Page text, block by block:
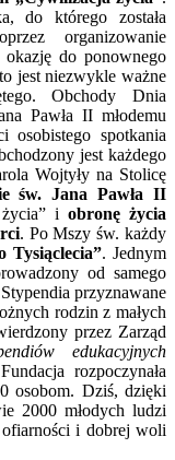
do którego została
organizowanie
do ponownego
jest niezwykle ważne
Obchody Dnia
Pawła II młodemu
osobistego spotkania
jest każdego
Wojtyły na Stolicę
św. Jana Pawła II
i obronę życia
. Po Mszy św. każdy
Tysiąclecia”. Jednym
od samego
przyznawane
rodzin z małych
przez Zarząd
edukacyjnych
Fundacja rozpoczynała
osobom. Dziś, dzięki
2000 młodych ludzi
i dobrej woli